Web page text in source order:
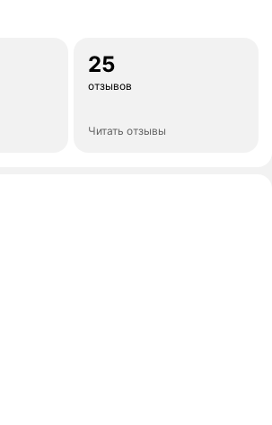
25
отзывов
Читать отзывы